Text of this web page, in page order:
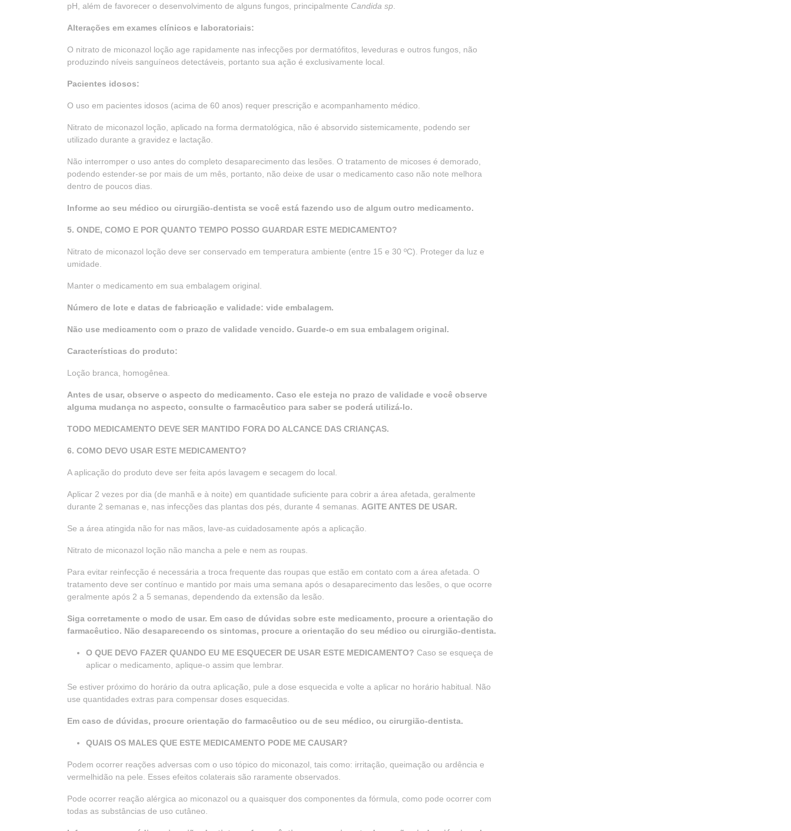
pH, além de favorecer o desenvolvimento de alguns fungos, principalmente Candida sp
Alterações em exames clínicos e laboratoriais:
O nitrato de miconazol loção age rapidamente nas infecções por dermatófitos, leveduras e outros fungos, não
produzindo níveis sanguíneos detectáveis, portanto sua ação é exclusivamente local.
Pacientes idosos:
O uso em pacientes idosos (acima de 60 anos) requer prescrição e acompanhamento médico.
Nitrato de miconazol loção, aplicado na forma dermatológica, não é absorvido sistemicamente, podendo ser
utilizado durante a gravidez e lactação.
Não interromper o uso antes do completo desaparecimento das lesões. O tratamento de micoses é demorado,
podendo estender-se por mais de um mês, portanto, não deixe de usar o medicamento caso não note melhora
dentro de poucos dias.
Informe ao seu médico ou cirurgião-dentista se você está fazendo uso de algum outro medicamento.
5. ONDE, COMO E POR QUANTO TEMPO POSSO GUARDAR ESTE MEDICAMENTO?
Nitrato de miconazol loção deve ser conservado em temperatura ambiente (entre 15 e 30 ºC). Proteger da luz e
umidade.
Manter o medicamento em sua embalagem original.
Número de lote e datas de fabricação e validade: vide embalagem.
Não use medicamento com o prazo de validade vencido. Guarde-o em sua embalagem original.
Características do produto:
Loção branca, homogênea.
Antes de usar, observe o aspecto do medicamento. Caso ele esteja no prazo de validade e você observe
alguma mudança no aspecto, consulte o farmacêutico para saber se poderá utilizá-lo.
TODO MEDICAMENTO DEVE SER MANTIDO FORA DO ALCANCE DAS CRIANÇAS.
6. COMO DEVO USAR ESTE MEDICAMENTO?
A aplicação do produto deve ser feita após lavagem e secagem do local.
Aplicar 2 vezes por dia (de manhã e à noite) em quantidade suficiente para cobrir a área afetada, geralmente
durante 2 semanas e, nas infecções das plantas dos pés, durante 4 semanas. AGITE ANTES DE USAR.
Se a área atingida não for nas mãos, lave-as cuidadosamente após a aplicação.
Nitrato de miconazol loção não mancha a pele e nem as roupas.
Para evitar reinfecção é necessária a troca frequente das roupas que estão em contato com a área afetada. O
tratamento deve ser contínuo e mantido por mais uma semana após o desaparecimento das lesões, o que ocorre
geralmente após 2 a 5 semanas, dependendo da extensão da lesão.
Siga corretamente o modo de usar. Em caso de dúvidas sobre este medicamento, procure a orientação do
farmacêutico. Não desaparecendo os sintomas, procure a orientação do seu médico ou cirurgião-dentista.
O QUE DEVO FAZER QUANDO EU ME ESQUECER DE USAR ESTE MEDICAMENTO? Caso se esqueça de
aplicar o medicamento, aplique-o assim que lembrar.
Se estiver próximo do horário da outra aplicação, pule a dose esquecida e volte a aplicar no horário habitual. Não
use quantidades extras para compensar doses esquecidas.
Em caso de dúvidas, procure orientação do farmacêutico ou de seu médico, ou cirurgião-dentista.
QUAIS OS MALES QUE ESTE MEDICAMENTO PODE ME CAUSAR?
Podem ocorrer reações adversas com o uso tópico do miconazol, tais como: irritação, queimação ou ardência e
vermelhidão na pele. Esses efeitos colaterais são raramente observados.
Pode ocorrer reação alérgica ao miconazol ou a quaisquer dos componentes da fórmula, como pode ocorrer com
todas as substâncias de uso cutâneo.